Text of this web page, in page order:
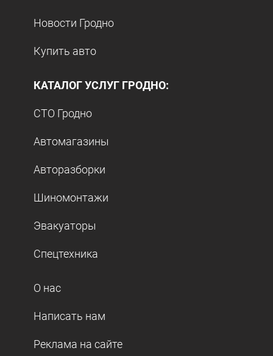
Новости Гродно
Купить авто
КАТАЛОГ УСЛУГ ГРОДНО:
СТО Гродно
Автомагазины
Авторазборки
Шиномонтажи
Эвакуаторы
Спецтехника
О нас
Написать нам
Реклама на сайте